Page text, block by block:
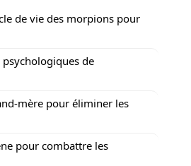
de vie des morpions pour
psychologiques de
mère pour éliminer les
pour combattre les